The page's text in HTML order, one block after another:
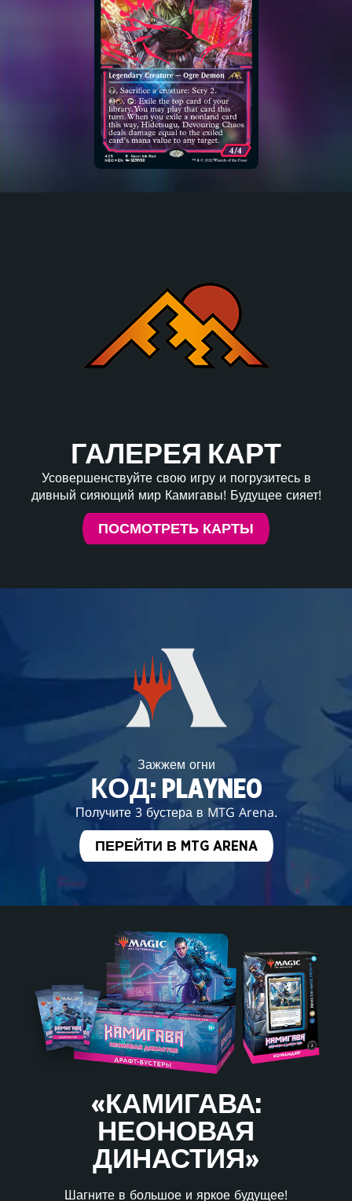
ГАЛЕРЕЯ КАРТ
Усовершенствуйте свою игру и погрузитесь в
дивный сияющий мир Камигавы! Будущее сияет!
ПОСМОТРЕТЬ КАРТЫ
Зажжем огни
КОД: PLAYNEO
Получите 3 бустера в MTG Arena.
ПЕРЕЙТИ В MTG ARENA
«КАМИГАВА:
НЕОНОВАЯ
ДИНАСТИЯ»
Шагните в большое и яркое будущее!